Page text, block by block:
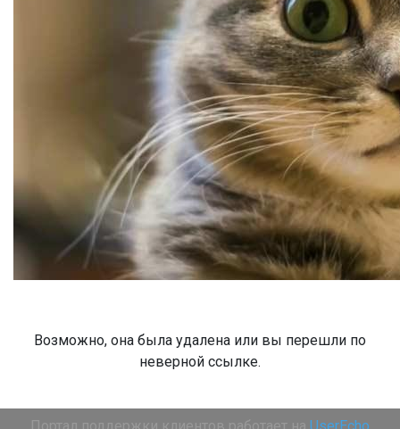
Возможно, она была удалена или вы перешли по
неверной ссылке.